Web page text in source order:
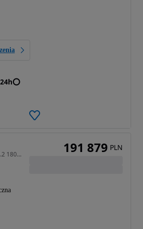
2184 cm3 • 180 KM • Extra Long L2H1 Business AT8 2.2 180KM !! Kamera !! Aktywny Tempomat 191 879 PLN